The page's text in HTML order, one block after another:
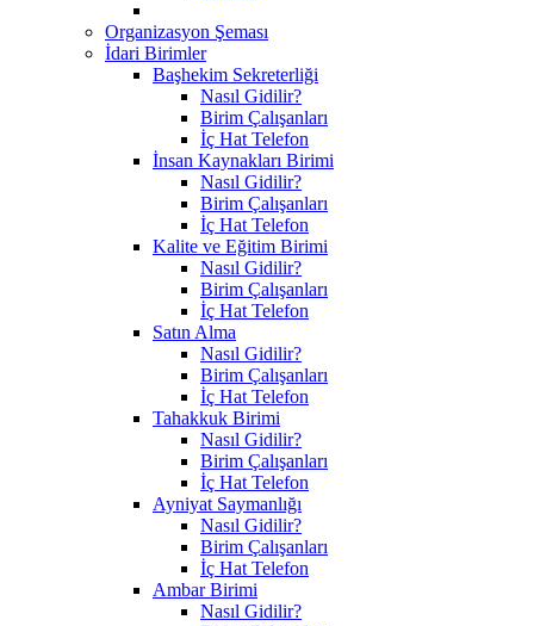
Organizasyon Şeması
İdari Birimler
Başhekim Sekreterliği
Nasıl Gidilir?
Birim Çalışanları
İç Hat Telefon
İnsan Kaynakları Birimi
Nasıl Gidilir?
Birim Çalışanları
İç Hat Telefon
Kalite ve Eğitim Birimi
Nasıl Gidilir?
Birim Çalışanları
İç Hat Telefon
Satın Alma
Nasıl Gidilir?
Birim Çalışanları
İç Hat Telefon
Tahakkuk Birimi
Nasıl Gidilir?
Birim Çalışanları
İç Hat Telefon
Ayniyat Saymanlığı
Nasıl Gidilir?
Birim Çalışanları
İç Hat Telefon
Ambar Birimi
Nasıl Gidilir?